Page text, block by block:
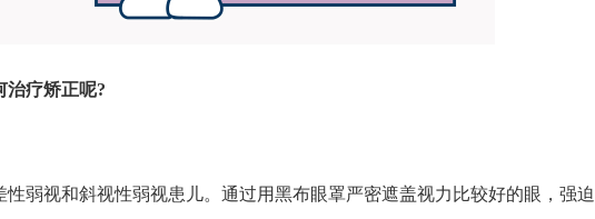
治疗矫正呢?
视和斜视性弱视患儿。通过用黑布眼罩严密遮盖视力比较好的眼，强迫